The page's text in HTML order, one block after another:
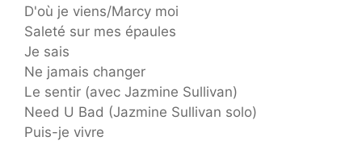
D'où je viens/Marcy moi
Saleté sur mes épaules
Je sais
Ne jamais changer
Le sentir (avec Jazmine Sullivan)
Need U Bad (Jazmine Sullivan solo)
Puis-je vivre